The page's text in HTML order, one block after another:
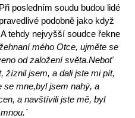
posledním soudu budou lidé
podobně jako když
A tehdy nejvyšší soudce řekne
mého Otce, ujměte se
od založení světa.Neboť
žíznil jsem, a dali jste mi pít,
se mne,byl jsem nahý, a
a navštívili jste mě, byl